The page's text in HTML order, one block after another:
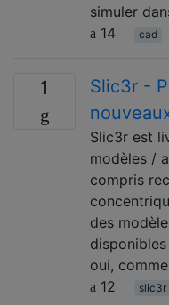
simuler
14
cad
1
Slic3r -
Slic3r est
modèles /
compris
des
oui,
12
slic3r